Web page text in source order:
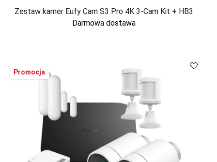
Zestaw kamer Eufy Cam S3 Pro 4K 3-Cam Kit + HB3
Darmowa dostawa
Promocja